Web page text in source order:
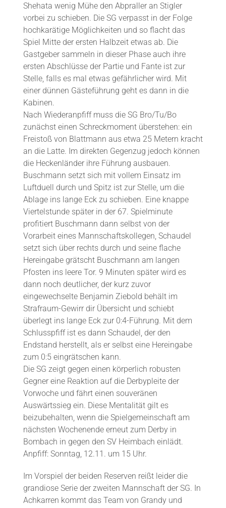
Shehata wenig Mühe den Abpraller an Stigler
vorbei zu schieben. Die SG verpasst in der Folge
hochkarätige Möglichkeiten und so flacht das
Spiel Mitte der ersten Halbzeit etwas ab. Die
Gastgeber sammeln in dieser Phase auch ihre
ersten Abschlüsse der Partie und Fante ist zur
Stelle, falls es mal etwas gefährlicher wird. Mit
einer dünnen Gästeführung geht es dann in die
Kabinen.
Nach Wiederanpfiff muss die SG Bro/Tu/Bo
zunächst einen Schreckmoment überstehen: ein
Freistoß von Blattmann aus etwa 25 Metern kracht
an die Latte. Im direkten Gegenzug jedoch können
die Heckenländer ihre Führung ausbauen.
Buschmann setzt sich mit vollem Einsatz im
Luftduell durch und Spitz ist zur Stelle, um die
Ablage ins lange Eck zu schieben. Eine knappe
Viertelstunde später in der 67. Spielminute
profitiert Buschmann dann selbst von der
Vorarbeit eines Mannschaftskollegen, Schaudel
setzt sich über rechts durch und seine flache
Hereingabe grätscht Buschmann am langen
Pfosten ins leere Tor. 9 Minuten später wird es
dann noch deutlicher, der kurz zuvor
eingewechselte Benjamin Ziebold behält im
Strafraum-Gewirr dir Übersicht und schiebt
überlegt ins lange Eck zur 0:4-Führung. Mit dem
Schlusspfiff ist es dann Schaudel, der den
Endstand herstellt, als er selbst eine Hereingabe
zum 0:5 eingrätschen kann.
Die SG zeigt gegen einen körperlich robusten
Gegner eine Reaktion auf die Derbypleite der
Vorwoche und fährt einen souveränen
Auswärtssieg ein. Diese Mentalität gilt es
beizubehalten, wenn die Spielgemeinschaft am
nächsten Wochenende erneut zum Derby in
Bombach in gegen den SV Heimbach einlädt.
Anpfiff: Sonntag, 12.11. um 15 Uhr.
Im Vorspiel der beiden Reserven reißt leider die
grandiose Serie der zweiten Mannschaft der SG. In
Achkarren kommt das Team von Grandy und